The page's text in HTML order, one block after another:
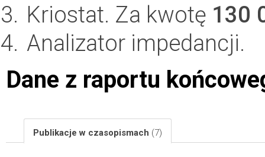
Kriostat. Za kwotę 130
Analizator impedancji.
Dane z raportu
Publikacje w czasopismach (7)